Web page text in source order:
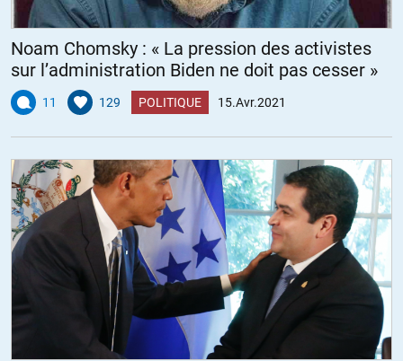
Noam Chomsky : « La pression des activistes
sur l’administration Biden ne doit pas cesser »
11 129 POLITIQUE 15.Avr.2021